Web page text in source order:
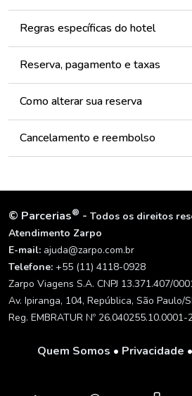
Regras específicas do hotel
Reserva, pagamento e taxas
Como alterar sua reserva
Cancelamento e reembolso
© Parcerias® - Todos os direitos
Atendimento Zarpo
E-mail: ajuda@zarpo.com.br
Telefone: +55 (11) 4118-0928
Zarpo Viagens S.A. CNPJ 13.371.407/
Av. Ipiranga, 104, República, São Paulo/
Reg. EMBRATUR Nº 26.040255.10.0001-
Quem Somos • Privacidade •